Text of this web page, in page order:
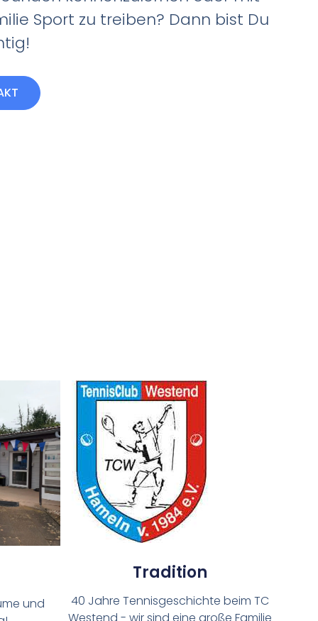
Sport zu treiben? Dann bist Du
und
Tradition
40 Jahre Tennisgeschichte beim TC
Westend - wir sind eine große Familie